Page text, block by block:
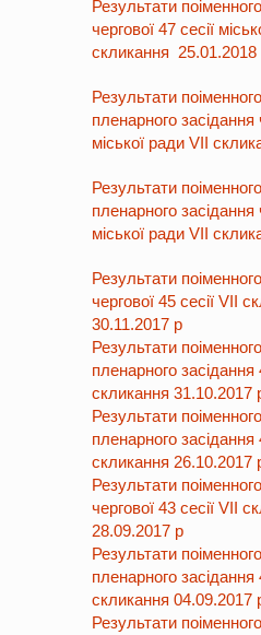
Результати
чергової 47 сесії
cкликання 25.01.2018
Результати
пленарного засідання
міської ради VII
Результати
пленарного засідання
міської ради VII
Результати
чергової 45 сесії VII
30.11.2017 р
Результати
пленарного засідання
скликання 31.10.2017
Результати
пленарного засідання
скликання 26.10.2017
Результати
чергової 43 сесії VII
28.09.2017 р
Результати
пленарного засідання
скликання 04.09.2017
Результати